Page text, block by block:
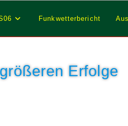
Funkwetterbericht
Erfolge